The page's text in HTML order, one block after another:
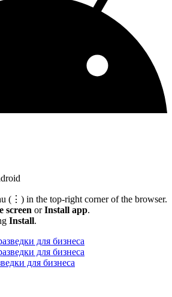
(⋮) in the top-right corner of the browser.
screen orInstall app.
Install.
для бизнеса